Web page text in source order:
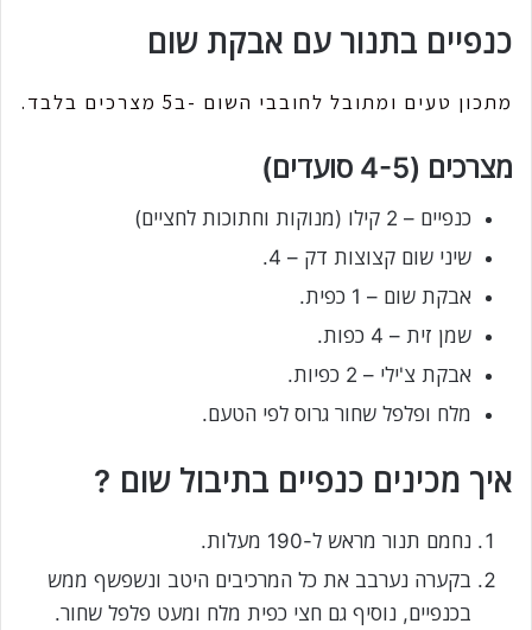
כנפיים בתנור עם אבקת שום
מתכון טעים ומתובל לחובבי השום -ב5 מצרכים בלבד.
מצרכים (4-5 סועדים)
כנפיים – 2 קילו (מנוקות וחתוכות לחציים)
שיני שום קצוצות דק – 4.
אבקת שום – 1 כפית.
שמן זית – 4 כפות.
אבקת צ'ילי – 2 כפיות.
מלח ופלפל שחור גרוס לפי הטעם.
איך מכינים כנפיים בתיבול שום ?
נחמם תנור מראש ל-190 מעלות.
בקערה נערבב את כל המרכיבים היטב ונשפשף ממש
בכנפיים, נוסיף גם חצי כפית מלח ומעט פלפל שחור.